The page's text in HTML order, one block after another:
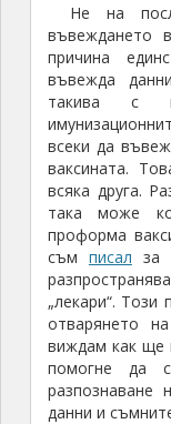
Не на
въвеждането
причина
въвежда
такива с
всеки да
ваксината.
всяка друга.
така може
проформа
съм писал за
„лекари“.
отварянето
виждам как
помогне да
данни и